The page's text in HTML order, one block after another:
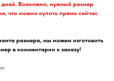
дней. Возможно, нужный размер
что можно купить прямо сейчас
размера, мы можем изготовить
в комментарии к заказу!